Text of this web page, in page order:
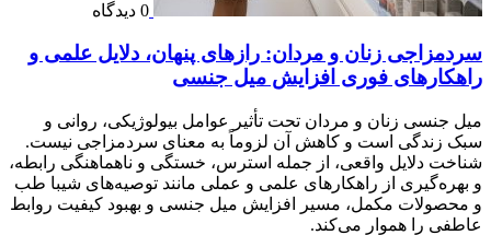
0 دیدگاه
سردمزاجی زنان و مردان: رازهای پنهان، دلایل علمی و
راهکارهای فوری افزایش میل جنسی
میل جنسی زنان و مردان تحت تأثیر عوامل بیولوژیکی، روانی و
سبک زندگی است و کاهش آن لزوماً به معنای سردمزاجی نیست.
شناخت دلایل واقعی، از جمله استرس، خستگی و ناهماهنگی رابطه،
و بهره‌گیری از راهکارهای علمی و عملی مانند توصیه‌های شیبا طب
و محصولات مکمل، مسیر افزایش میل جنسی و بهبود کیفیت روابط
عاطفی را هموار می‌کند.